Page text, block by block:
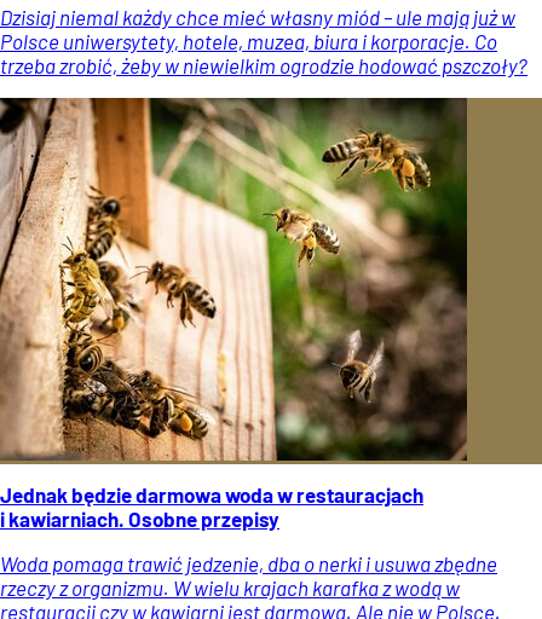
Dzisiaj niemal każdy chce mieć własny miód – ule mają już w
Polsce uniwersytety, hotele, muzea, biura i korporacje. Co
trzeba zrobić, żeby w niewielkim ogrodzie hodować pszczoły?
Jednak będzie darmowa woda w restauracjach
i kawiarniach. Osobne przepisy
Woda pomaga trawić jedzenie, dba o nerki i usuwa zbędne
rzeczy z organizmu. W wielu krajach karafka z wodą w
restauracji czy w kawiarni jest darmowa. Ale nie w Polsce.